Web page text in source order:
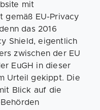
mit
gemäß EU-Privacy
das 2016
Shield, eigentlich
zwischen der EU
EuGH in dieser
Urteil gekippt. Die
Blick auf die